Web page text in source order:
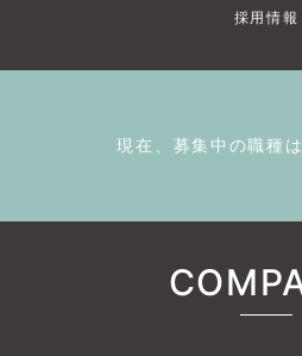
採用情報
現在、募集中の職種